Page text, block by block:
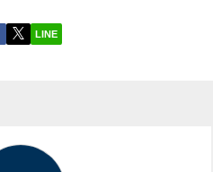
LINE